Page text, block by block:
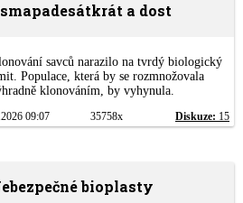
a dost
savců narazilo na tvrdý biologický
Populace, která by se rozmnožovala
klonováním, by vyhynula.
09:07 35758x Diskuze: 15
bioplasty